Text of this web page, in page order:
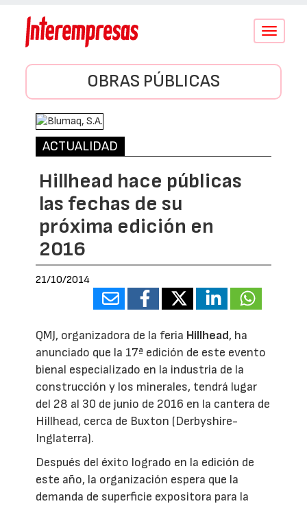
Conmutar
OBRAS PÚBLICAS
ACTUALIDAD
Hillhead hace públicas
las fechas de su
próxima edición en
2016
21/10/2014
QMJ, organizadora de la feria Hillhead, ha
anunciado que la 17ª edición de este evento
bienal especializado en la industria de la
construcción y los minerales, tendrá lugar
del 28 al 30 de junio de 2016 en la cantera de
Hillhead, cerca de Buxton (Derbyshire-
Inglaterra).
Después del éxito logrado en la edición de
este año, la organización espera que la
demanda de superficie expositora para la